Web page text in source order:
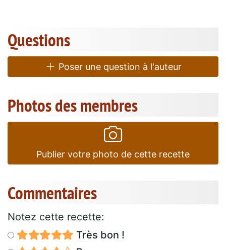
Questions
Poser une question à l'auteur
Photos des membres
Publier votre photo de cette recette
Commentaires
Notez cette recette:
Très bon !